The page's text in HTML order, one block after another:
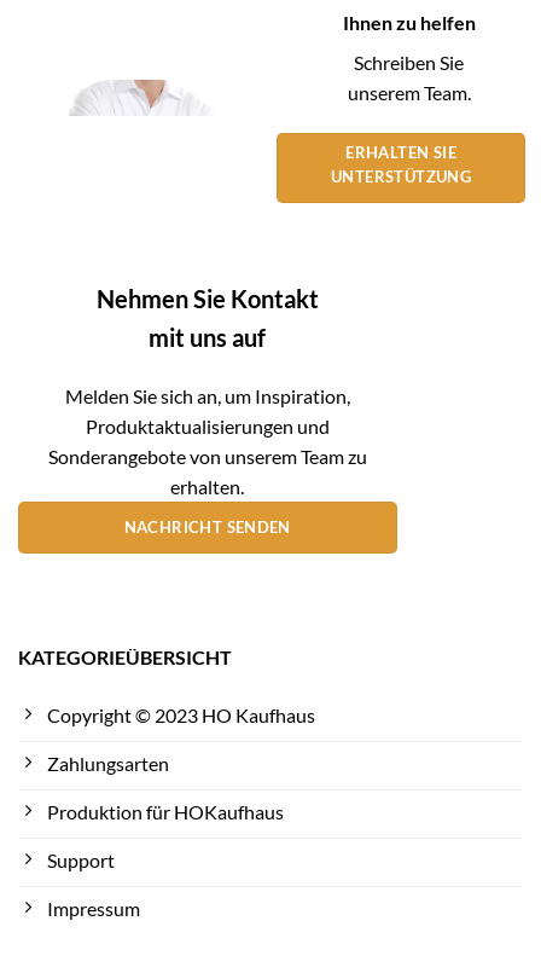
Ihnen zu helfen
Schreiben Sie
unserem Team.
ERHALTEN SIE
UNTERSTÜTZUNG
Nehmen Sie Kontakt
mit uns auf
Melden Sie sich an, um Inspiration,
Produktaktualisierungen und
Sonderangebote von unserem Team zu
erhalten.
NACHRICHT SENDEN
KATEGORIEÜBERSICHT
Copyright © 2023 HO Kaufhaus
Zahlungsarten
Produktion für HOKaufhaus
Support
Impressum